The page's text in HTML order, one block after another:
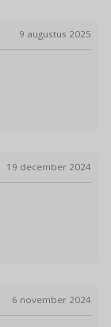
9 augustus 2025
19 december 2024
6 november 2024